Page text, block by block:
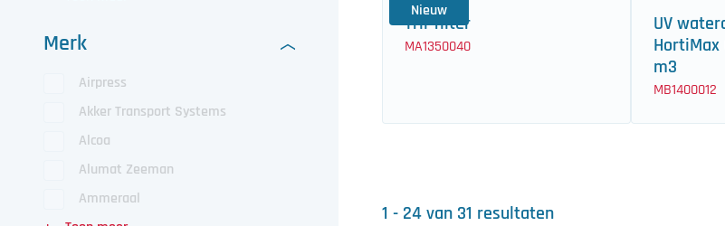
Merk
Airpress
Akker Transport Systems
Alcoa
Alumat Zeeman
Ammeraal
Nieuw
Tril-filter
MA1350040
UV
HortiMax
m3
MB1400012
1 - 24 van 31 resultaten